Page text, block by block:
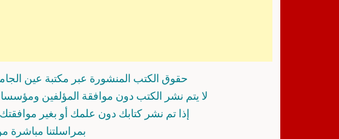
حقوق الكتب المنشورة عبر مكتبة عين
لا يتم نشر الكتب دون موافقة المؤلفين
إذا تم نشر كتابك دون علمك أو بغير
بمراسلتنا مباشرة